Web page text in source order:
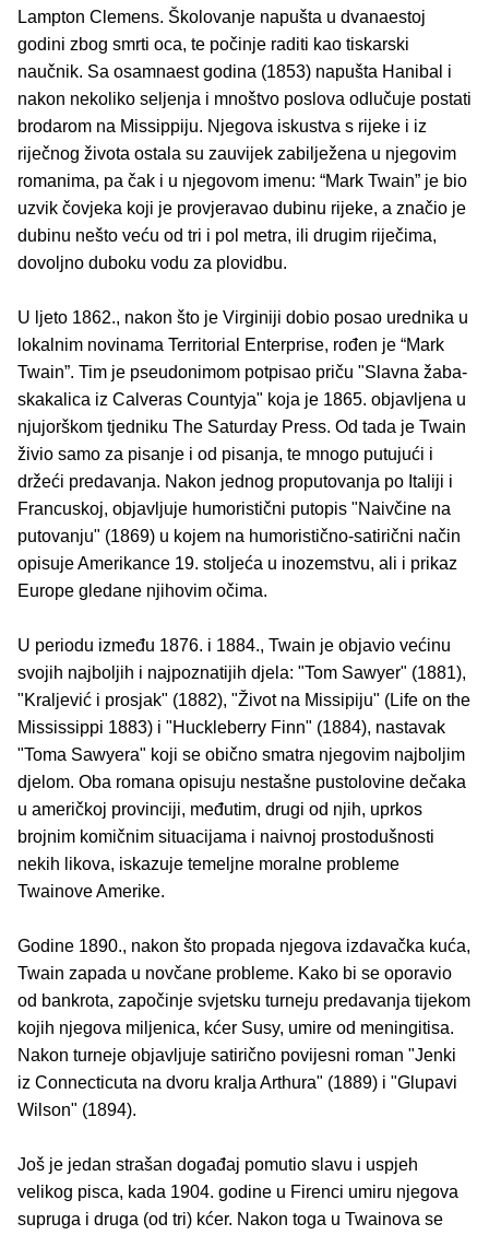
Lampton Clemens. Školovanje napušta u dvanaestoj
godini zbog smrti oca, te počinje raditi kao tiskarski
naučnik. Sa osamnaest godina (1853) napušta Hanibal i
nakon nekoliko seljenja i mnoštvo poslova odlučuje postati
brodarom na Missippiju. Njegova iskustva s rijeke i iz
riječnog života ostala su zauvijek zabilježena u njegovim
romanima, pa čak i u njegovom imenu: “Mark Twain” je bio
uzvik čovjeka koji je provjeravao dubinu rijeke, a značio je
dubinu nešto veću od tri i pol metra, ili drugim riječima,
dovoljno duboku vodu za plovidbu.
U ljeto 1862., nakon što je Virginiji dobio posao urednika u
lokalnim novinama Territorial Enterprise, rođen je “Mark
Twain”. Tim je pseudonimom potpisao priču "Slavna žaba-
skakalica iz Calveras Countyja" koja je 1865. objavljena u
njujorškom tjedniku The Saturday Press. Od tada je Twain
živio samo za pisanje i od pisanja, te mnogo putujući i
držeći predavanja. Nakon jednog proputovanja po Italiji i
Francuskoj, objavljuje humoristični putopis "Naivčine na
putovanju" (1869) u kojem na humoristično-satirični način
opisuje Amerikance 19. stoljeća u inozemstvu, ali i prikaz
Europe gledane njihovim očima.
U periodu između 1876. i 1884., Twain je objavio većinu
svojih najboljih i najpoznatijih djela: "Tom Sawyer" (1881),
"Kraljević i prosjak" (1882), "Život na Missipiju" (Life on the
Mississippi 1883) i "Huckleberry Finn" (1884), nastavak
"Toma Sawyera" koji se obično smatra njegovim najboljim
djelom. Oba romana opisuju nestašne pustolovine dečaka
u američkoj provinciji, međutim, drugi od njih, uprkos
brojnim komičnim situacijama i naivnoj prostodušnosti
nekih likova, iskazuje temeljne moralne probleme
Twainove Amerike.
Godine 1890., nakon što propada njegova izdavačka kuća,
Twain zapada u novčane probleme. Kako bi se oporavio
od bankrota, započinje svjetsku turneju predavanja tijekom
kojih njegova miljenica, kćer Susy, umire od meningitisa.
Nakon turneje objavljuje satirično povijesni roman "Jenki
iz Connecticuta na dvoru kralja Arthura" (1889) i "Glupavi
Wilson" (1894).
Još je jedan strašan događaj pomutio slavu i uspjeh
velikog pisca, kada 1904. godine u Firenci umiru njegova
supruga i druga (od tri) kćer. Nakon toga u Twainova se